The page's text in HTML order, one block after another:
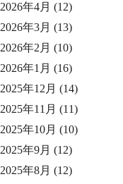
2026年4月 (12)
2026年3月 (13)
2026年2月 (10)
2026年1月 (16)
2025年12月 (14)
2025年11月 (11)
2025年10月 (10)
2025年9月 (12)
2025年8月 (12)